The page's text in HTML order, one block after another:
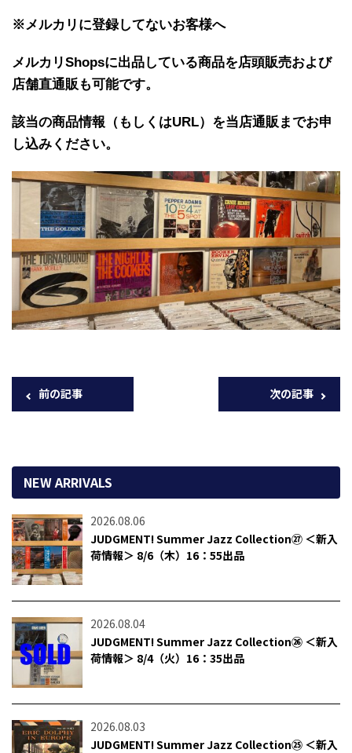
※メルカリに登録してないお客様へ
メルカリShopsに出品している商品を店頭販売および
店舗直通販も可能です。
該当の商品情報（もしくはURL）を当店通販までお申
し込みください。
前の記事 次の記事
NEW ARRIVALS
2026.08.06
JUDGMENT! Summer Jazz Collection㉗ ＜新入
荷情報＞ 8/6（木）16：55出品
2026.08.04
JUDGMENT! Summer Jazz Collection㉖ ＜新入
荷情報＞ 8/4（火）16：35出品
2026.08.03
JUDGMENT! Summer Jazz Collection㉕ ＜新入